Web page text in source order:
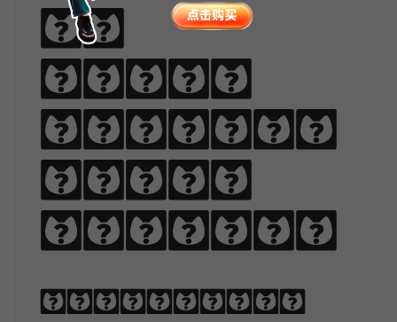
of
black
quartz,
judge
my vow.
Typography